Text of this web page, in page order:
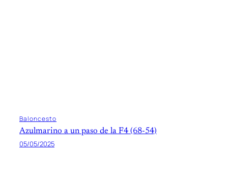
Baloncesto
Azulmarino a un paso de la F4 (68-54)
05/05/2025